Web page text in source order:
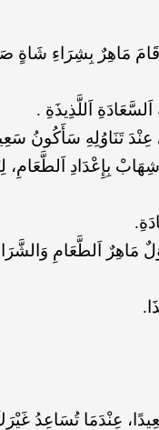
مَاهِرٌ بِشِرَاءِ شَاةٍ
اَللَّذِيذَةِ .
تَنَاوُلِهِ سَأَكُونُ
اَلطَّعَامِ،
مَاهِرٌ اَلطَّعَامِ
عِنْدَمَا تُسَاعِدُ